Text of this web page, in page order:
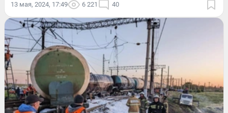
13 мая, 2024, 17:49 6 221 40